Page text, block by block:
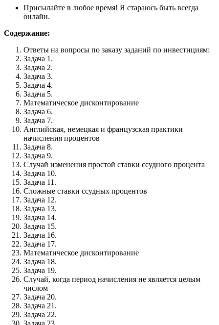
Присылайте в любое время! Я стараюсь быть всегда
онлайн.
Содержание:
Ответы на вопросы по заказу заданий по инвестициям:
Задача 1.
Задача 2.
Задача 3.
Задача 4.
Задача 5.
Математическое дисконтирование
Задача 6.
Задача 7.
Английская, немецкая и французская практики
начисления процентов
Задача 8.
Задача 9.
Случай изменения простой ставки ссудного процента
Задача 10.
Задача 11.
Сложные ставки ссудных процентов
Задача 12.
Задача 13.
Задача 14.
Задача 15.
Задача 16.
Задача 17.
Математическое дисконтирование
Задача 18.
Задача 19.
Случай, когда период начисления не является целым
числом
Задача 20.
Задача 21.
Задача 22.